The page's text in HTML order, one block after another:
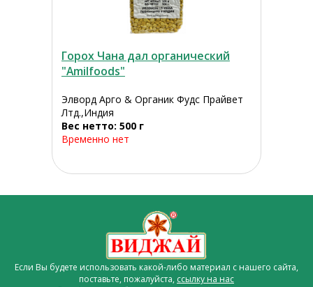
Горох Чана дал органический
"Amilfoods"
Элворд Арго & Органик Фудс Прайвет
Лтд.,Индия
Вес нетто: 500 г
Временно нет
Если Вы будете использовать какой-либо материал с нашего сайта,
поставьте, пожалуйста, ссылку на нас